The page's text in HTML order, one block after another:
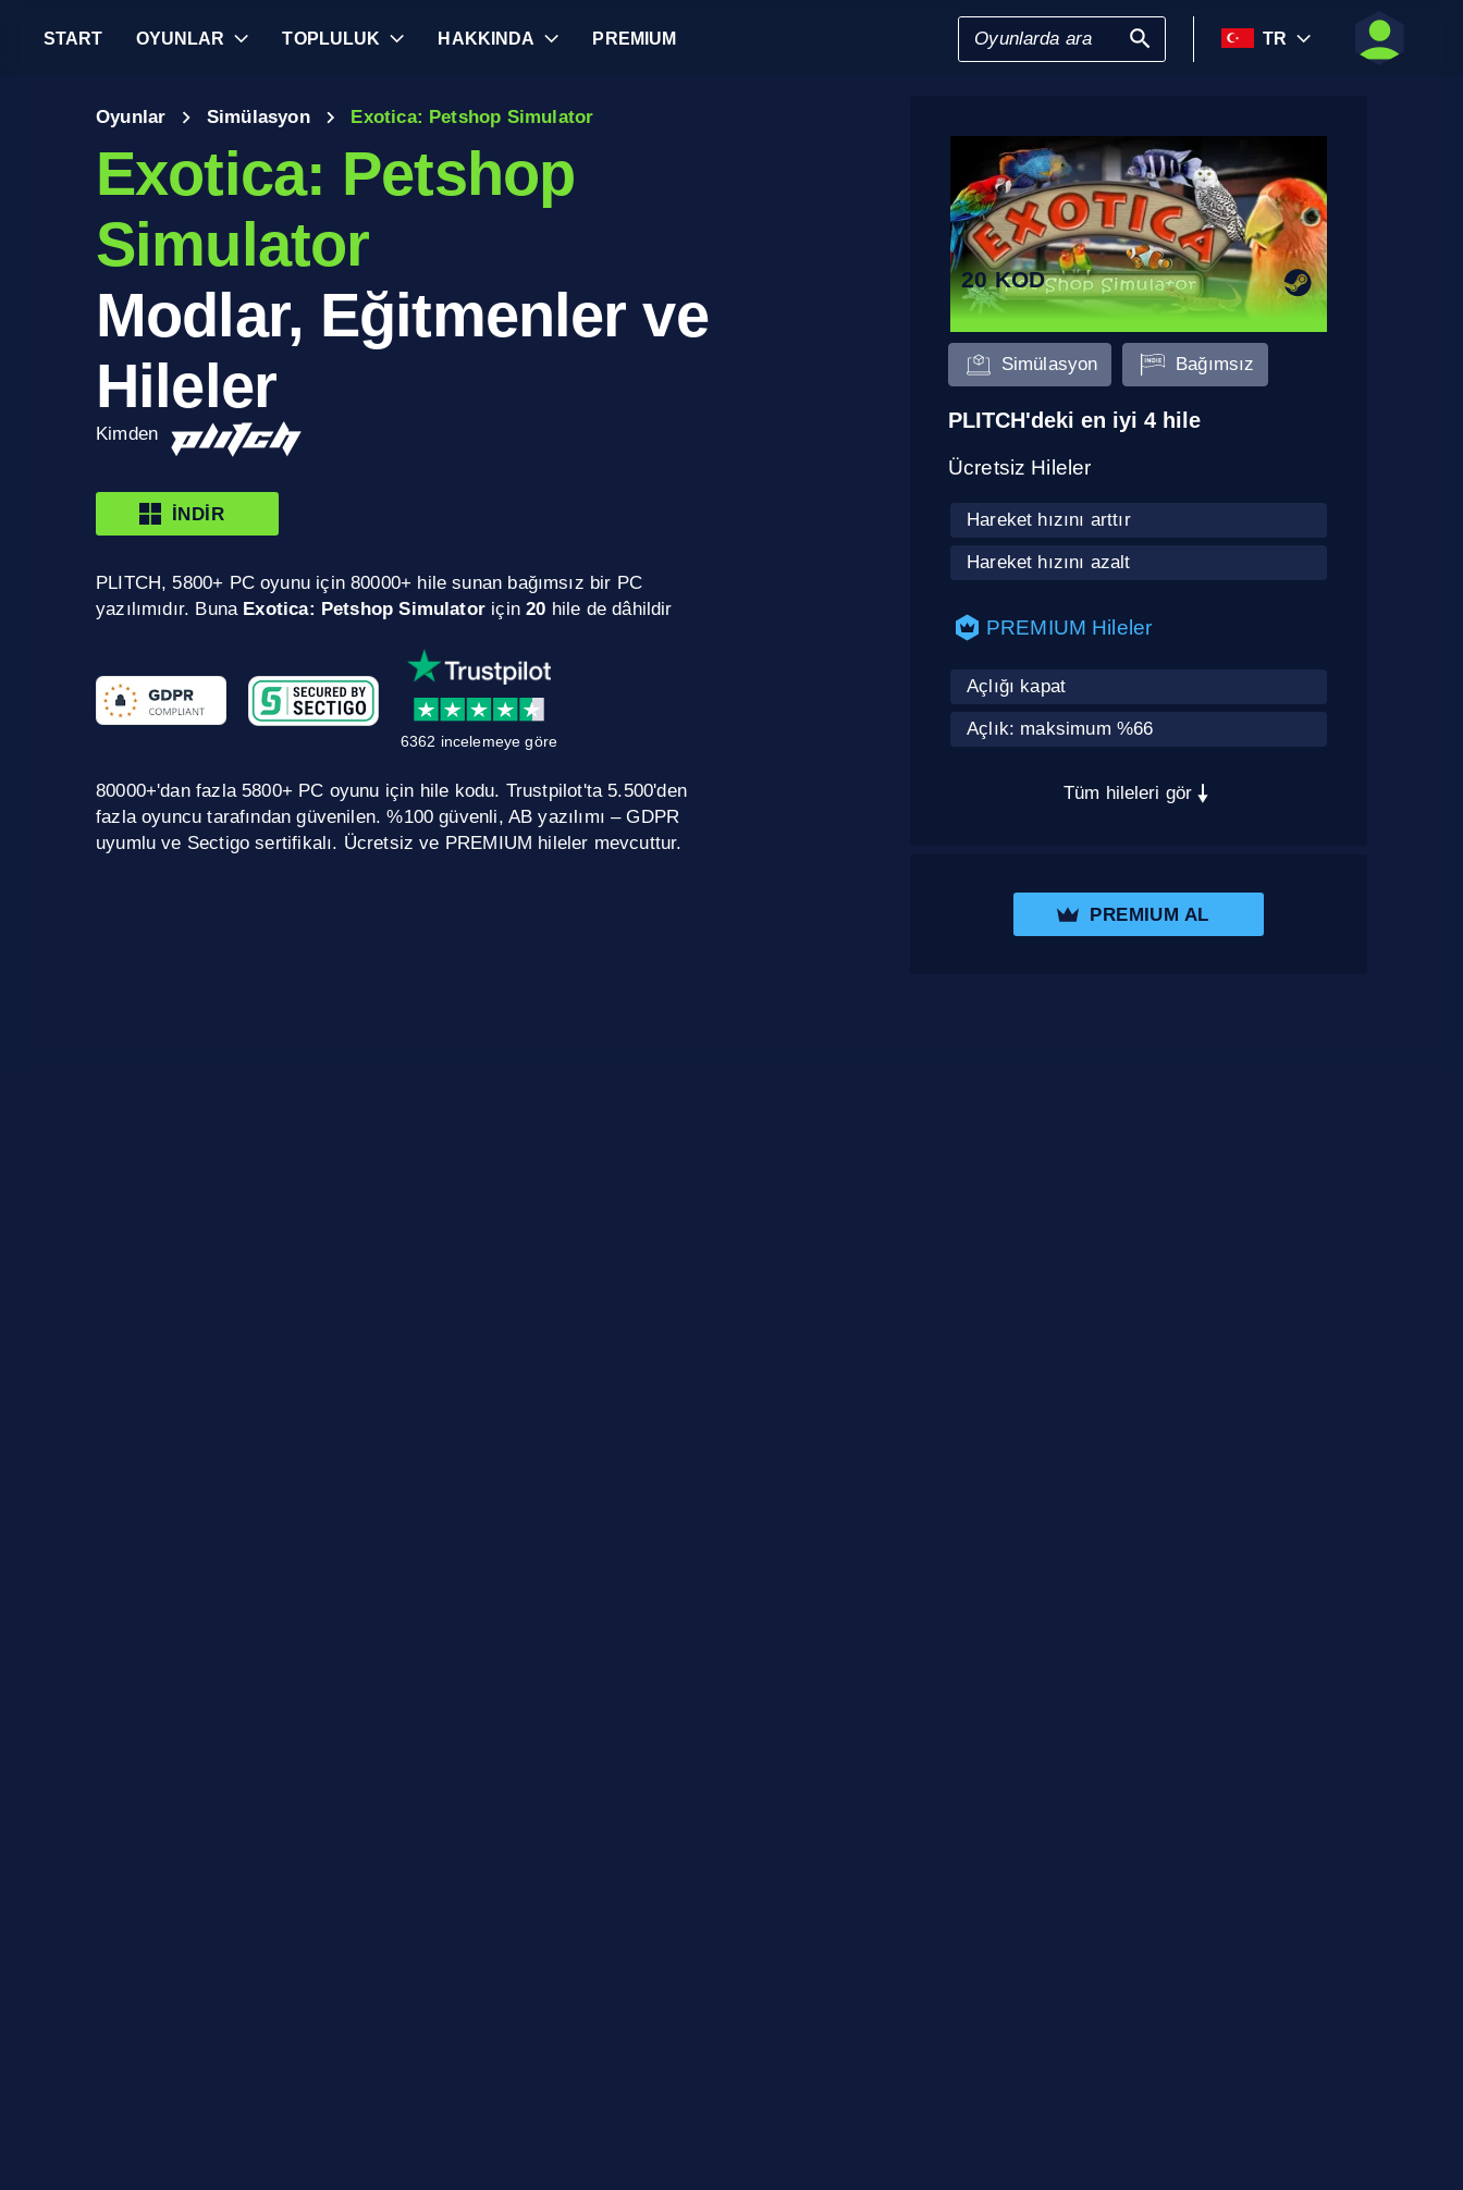
START OYUNLAR TOPLULUK HAKKINDA PREMIUM TR
Oyunlar Simülasyon Exotica: Petshop Simulator
Exotica: Petshop
Simulator
Modlar, Eğitmenler ve
Hileler
Kimden
İNDIR
PLITCH, 5800+ PC oyunu için 80000+ hile sunan bağımsız bir PC
yazılımıdır. Buna Exotica: Petshop Simulator için20 hile de dâhildir
6362 incelemeye göre
80000+'dan fazla 5800+ PC oyunu için hile kodu. Trustpilot'ta 5.500'den
fazla oyuncu tarafından güvenilen. %100 güvenli, AB yazılımı – GDPR
uyumlu ve Sectigo sertifikalı. Ücretsiz ve PREMIUM hileler mevcuttur.
20 KOD
Simülasyon Bağımsız
PLITCH'deki en iyi 4 hile
Ücretsiz Hileler
Hareket hızını arttır
Hareket hızını azalt
PREMIUM Hileler
Açlığı kapat
Açlık: maksimum %66
Tüm hileleri gör
PREMIUM AL